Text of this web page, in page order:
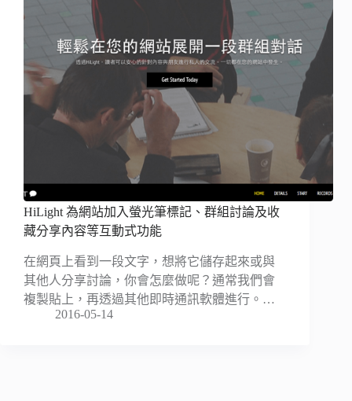
HiLight 為網站加入螢光筆標記、群組討論及收
藏分享內容等互動式功能
在網頁上看到一段文字，想將它儲存起來或與
其他人分享討論，你會怎麼做呢？通常我們會
複製貼上，再透過其他即時通訊軟體進行。…
2016-05-14